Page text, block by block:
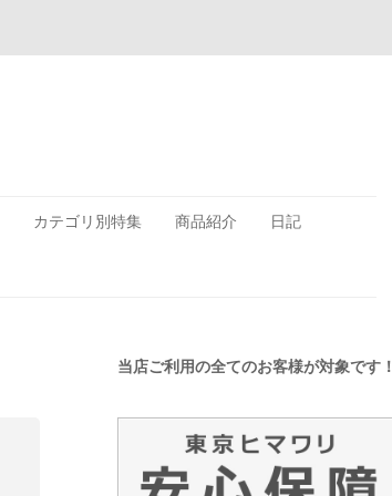
カテゴリ別特集 商品紹介 日記
当店ご利用の全てのお客様が対象です！